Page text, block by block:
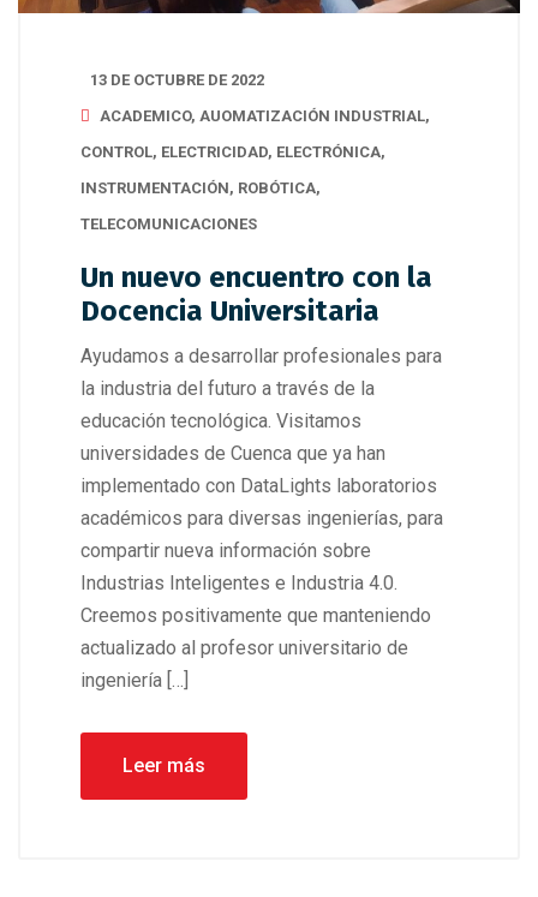
13 DE OCTUBRE DE 2022
ACADEMICO, AUOMATIZACIÓN INDUSTRIAL,
CONTROL, ELECTRICIDAD, ELECTRÓNICA,
INSTRUMENTACIÓN, ROBÓTICA,
TELECOMUNICACIONES
Un nuevo encuentro con la
Docencia Universitaria
Ayudamos a desarrollar profesionales para
la industria del futuro a través de la
educación tecnológica. Visitamos
universidades de Cuenca que ya han
implementado con DataLights laboratorios
académicos para diversas ingenierías, para
compartir nueva información sobre
Industrias Inteligentes e Industria 4.0.
Creemos positivamente que manteniendo
actualizado al profesor universitario de
ingeniería […]
Leer más